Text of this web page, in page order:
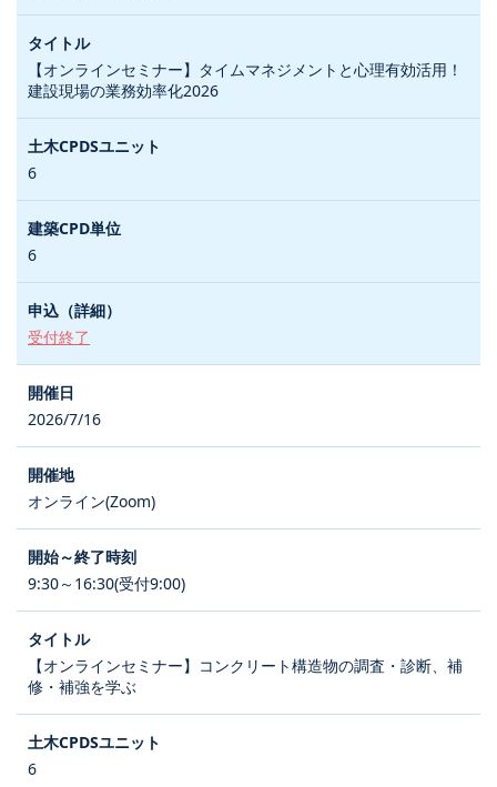
【オンラインセミナー】タイムマネジメントと心理有効活用！
建設現場の業務効率化2026
6
6
受付終了
2026/7/16
オンライン(Zoom)
9:30～16:30(受付9:00)
【オンラインセミナー】コンクリート構造物の調査・診断、補
修・補強を学ぶ
6